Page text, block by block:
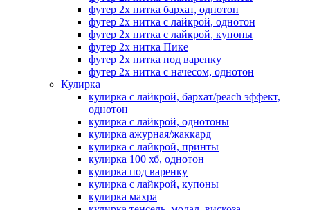
футер 2х нитка бархат, однотон
футер 2х нитка с лайкрой, однотон
футер 2х нитка с лайкрой, купоны
футер 2х нитка Пике
футер 2х нитка под варенку
футер 2х нитка с начесом, однотон
Кулирка
кулирка с лайкрой, бархат/peach эффект,
однотон
кулирка с лайкрой, однотоны
кулирка ажурная/жаккард
кулирка с лайкрой, принты
кулирка 100 хб, однотон
кулирка под варенку
кулирка с лайкрой, купоны
кулирка махра